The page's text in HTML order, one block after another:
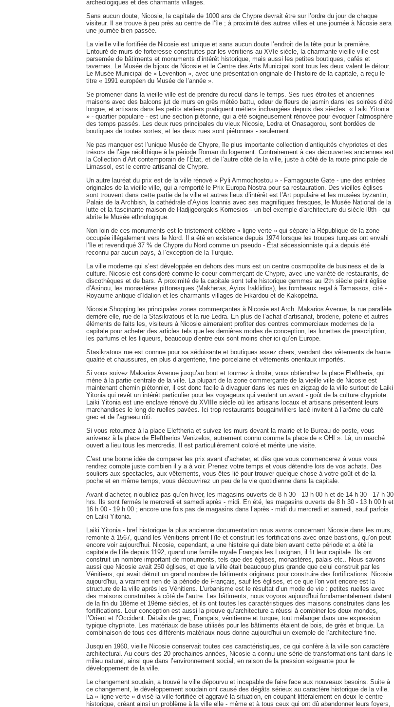
archéologiques et des charmants villages.
Sans aucun doute, Nicosie, la capitale de 1000 ans de Chypre devrait être sur l’ordre du jour de chaque
visiteur. Il se trouve à peu près au centre de l’île ; à proximité des autres villes et une journée à Nicosie sera
une journée bien passée.
La vieille ville fortifiée de Nicosie est unique et sans aucun doute l’endroit de la tête pour la première.
Entouré de murs de forteresse construites par les vénitiens au XVIe siècle, la charmante vieille ville est
parsemée de bâtiments et monuments d’intérêt historique, mais aussi les petites boutiques, cafés et
tavernes. Le Musée de bijoux de Nicosie et le Centre des Arts Municipal sont tous les deux valent le détour.
Le Musée Municipal de « Levention », avec une présentation originale de l’histoire de la capitale, a reçu le
titre « 1991 européen du Musée de l’année ».
Se promener dans la vieille ville est de prendre du recul dans le temps. Ses rues étroites et anciennes
maisons avec des balcons jut de murs en grès météo battu, odeur de fleurs de jasmin dans les soirées d’été
longue, et artisans dans les petits ateliers pratiquent métiers inchangées depuis des siècles. « Laiki Yitonia
» - quartier populaire - est une section piétonne, qui a été soigneusement rénovée pour évoquer l’atmosphère
des temps passés. Les deux rues principales du vieux Nicosie, Ledra et Onasagorou, sont bordées de
boutiques de toutes sortes, et les deux rues sont piétonnes - seulement.
Ne pas manquer est l’unique Musée de Chypre, île plus importante collection d’antiquités chypriotes et des
trésors de l’âge néolithique à la période Roman du logement. Contrairement à ces découvertes anciennes est
la Collection d’Art contemporain de l’État, et de l’autre côté de la ville, juste à côté de la route principale de
Limassol, est le centre artisanal de Chypre.
Un autre lauréat du prix est de la ville rénové « Pyli Ammochostou » - Famagouste Gate - une des entrées
originales de la vieille ville, qui a remporté le Prix Europa Nostra pour sa restauration. Des vieilles églises
sont trouvent dans cette partie de la ville et autres lieux d’intérêt est l’Art populaire et les musées byzantin,
Palais de la Archbish, la cathédrale d’Ayios Ioannis avec ses magnifiques fresques, le Musée National de la
lutte et la fascinante maison de Hadjigeorgakis Kornesios - un bel exemple d’architecture du siècle l8th - qui
abrite le Musée ethnologique.
Non loin de ces monuments est le tristement célèbre « ligne verte » qui sépare la République de la zone
occupée illégalement vers le Nord. Il a été en existence depuis 1974 lorsque les troupes turques ont envahi
l’île et revendiqué 37 % de Chypre du Nord comme un pseudo - État sécessionniste qui a depuis été
reconnu par aucun pays, à l’exception de la Turquie.
La ville moderne qui s’est développée en dehors des murs est un centre cosmopolite de business et de la
culture. Nicosie est considéré comme le coeur commerçant de Chypre, avec une variété de restaurants, de
discothèques et de bars. À proximité de la capitale sont telle historique gemmes au l2th siècle peint église
d’Asinou, les monastères pittoresques (Makheras, Ayios Iraklidios), les tombeaux regal à Tamassos, cité -
Royaume antique d’Idalion et les charmants villages de Fikardou et de Kakopetria.
Nicosie Shopping les principales zones commerçantes à Nicosie est Arch. Makarios Avenue, la rue parallèle
derrière elle, rue de la Stasikratous et la rue Ledra. En plus de l’achat d’artisanat, broderie, poterie et autres
éléments de faits les, visiteurs à Nicosie aimeraient profiter des centres commerciaux modernes de la
capitale pour acheter des articles tels que les dernières modes de conception, les lunettes de prescription,
les parfums et les liqueurs, beaucoup d'entre eux sont moins cher ici qu’en Europe.
Stasikratous rue est connue pour sa séduisante et boutiques assez chers, vendant des vêtements de haute
qualité et chaussures, en plus d’argenterie, fine porcelaine et vêtements orientaux importés.
Si vous suivez Makarios Avenue jusqu’au bout et tournez à droite, vous obtiendrez la place Eleftheria, qui
mène à la partie centrale de la ville. La plupart de la zone commerçante de la vieille ville de Nicosie est
maintenant chemin piétonnier, il est donc facile à divaguer dans les rues en zigzag de la ville surtout de Laiki
Yitonia qui revêt un intérêt particulier pour les voyageurs qui veulent un avant - goût de la culture chypriote.
Laiki Yitonia est une enclave rénové du XVIIIe siècle où les artisans locaux et artisans présentent leurs
marchandises le long de ruelles pavées. Ici trop restaurants bougainvilliers lacé invitent à l’arôme du café
grec et de l’agneau rôti.
Si vous retournez à la place Eleftheria et suivez les murs devant la mairie et le Bureau de poste, vous
arriverez à la place de Eleftherios Venizelos, autrement connu comme la place de « OHI ». Là, un marché
ouvert a lieu tous les mercredis. Il est particulièrement coloré et mérite une visite.
C’est une bonne idée de comparer les prix avant d’acheter, et dès que vous commencerez à vous vous
rendrez compte juste combien il y a à voir. Prenez votre temps et vous détendre lors de vos achats. Des
souliers aux spectacles, aux vêtements, vous êtes lié pour trouver quelque chose à votre goût et de la
poche et en même temps, vous découvrirez un peu de la vie quotidienne dans la capitale.
Avant d’acheter, n’oubliez pas qu’en hiver, les magasins ouverts de 8 h 30 - 13 h 00 h et de 14 h 30 - 17 h 30
hrs. Ils sont fermés le mercredi et samedi après - midi. En été, les magasins ouverts de 8 h 30 - 13 h 00 h et
16 h 00 - 19 h 00 ; encore une fois pas de magasins dans l’après - midi du mercredi et samedi, sauf parfois
en Laiki Yitonia.
Laiki Yitonia - bref historique la plus ancienne documentation nous avons concernant Nicosie dans les murs,
remonte à 1567, quand les Vénitiens prirent l’île et construit les fortifications avec onze bastions, qu’on peut
encore voir aujourd'hui. Nicosie, cependant, a une histoire qui date bien avant cette période et a été la
capitale de l’île depuis 1192, quand une famille royale Français les Lusignan, il fit leur capitale. Ils ont
construit un nombre important de monuments, tels que des églises, monastères, palais etc.. Nous savons
aussi que Nicosie avait 250 églises, et que la ville était beaucoup plus grande que celui construit par les
Vénitiens, qui avait détruit un grand nombre de bâtiments originaux pour construire des fortifications. Nicosie
aujourd'hui, a vraiment rien de la période de Français, sauf les églises, et ce que l'on voit encore est la
structure de la ville après les Vénitiens. L’urbanisme est le résultat d’un mode de vie : petites ruelles avec
des maisons construites à côté de l’autre. Les bâtiments, nous voyons aujourd'hui fondamentalement datent
de la fin du 18ème et 19ème siècles, et ils ont toutes les caractéristiques des maisons construites dans les
fortifications. Leur conception est aussi la preuve qu’architecture a réussi à combiner les deux mondes,
l’Orient et l’Occident. Détails de grec, Français, vénitienne et turque, tout mélanger dans une expression
typique chypriote. Les matériaux de base utilisés pour les bâtiments étaient de bois, de grès et brique. La
combinaison de tous ces différents matériaux nous donne aujourd'hui un exemple de l’architecture fine.
Jusqu’en 1960, vieille Nicosie conservait toutes ces caractéristiques, ce qui confère à la ville son caractère
architectural. Au cours des 20 prochaines années, Nicosie a connu une série de transformations tant dans le
milieu naturel, ainsi que dans l’environnement social, en raison de la pression exigeante pour le
développement de la ville.
Le changement soudain, a trouvé la ville dépourvu et incapable de faire face aux nouveaux besoins. Suite à
ce changement, le développement soudain ont causé des dégâts sérieux au caractère historique de la ville.
La « ligne verte » divisé la ville fortifiée et aggravé la situation, en coupant littéralement en deux le centre
historique, créant ainsi un problème à la ville elle - même et à tous ceux qui ont dû abandonner leurs foyers,